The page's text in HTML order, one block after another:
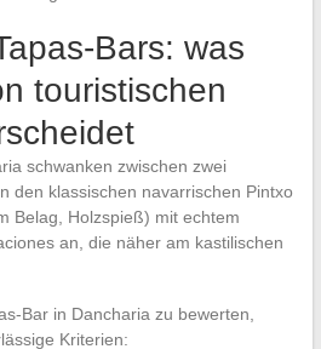
Bars: was
touristischen
schwanken zwischen zwei
den klassischen navarrischen Pintxo
Belag, Holzspieß) mit echtem
an, die näher am kastilischen
Bar in Dancharia zu bewerten,
Kriterien: